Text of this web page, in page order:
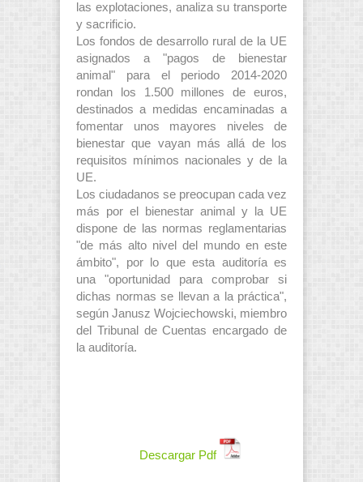
las explotaciones, analiza su transporte
y sacrificio.
Los fondos de desarrollo rural de la UE
asignados a "pagos de bienestar
animal" para el periodo 2014-2020
rondan los 1.500 millones de euros,
destinados a medidas encaminadas a
fomentar unos mayores niveles de
bienestar que vayan más allá de los
requisitos mínimos nacionales y de la
UE.
Los ciudadanos se preocupan cada vez
más por el bienestar animal y la UE
dispone de las normas reglamentarias
"de más alto nivel del mundo en este
ámbito", por lo que esta auditoría es
una "oportunidad para comprobar si
dichas normas se llevan a la práctica",
según Janusz Wojciechowski, miembro
del Tribunal de Cuentas encargado de
la auditoría.
Descargar Pdf